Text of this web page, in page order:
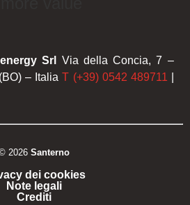
Srl Via della Concia, 7 –
– ItaliaT (+39) 0542 489711
2026 Santerno
dei cookies
Note legali
Crediti